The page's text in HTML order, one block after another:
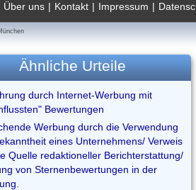
|
Impressum
|
Kontakt
|
Über uns
Ähnliche Urteile
durch Internet-Werbung mit
Bewertungen
Werbung durch die Verwendung
eines Unternehmens/ Verweis
Quelle redaktioneller Berichterstattung/
von Sternenbewertungen in der